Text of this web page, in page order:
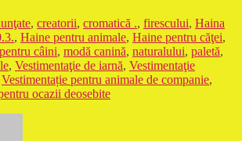
, creatorii, cromatică ., firescului, Haina
, Haine pentru animale, Haine pentru căţei,
câini, modă canină, naturalului, paletă,
, Vestimentaţie de iarnă, Vestimentaţie
Vestimentație pentru animale de companie,
ocazii deosebite